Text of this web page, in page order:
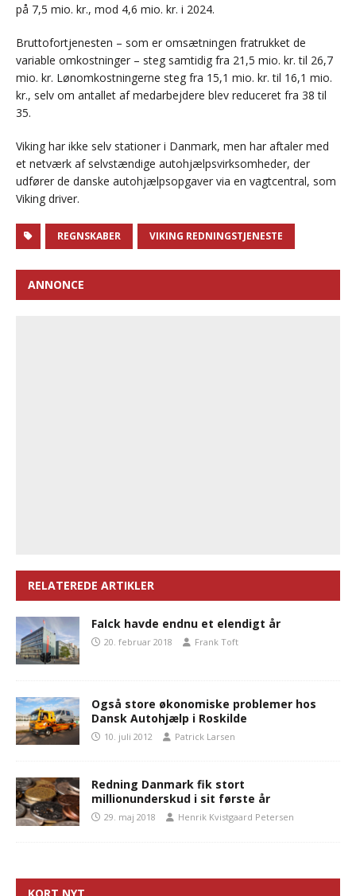
på 7,5 mio. kr., mod 4,6 mio. kr. i 2024.
Bruttofortjenesten – som er omsætningen fratrukket de
variable omkostninger – steg samtidig fra 21,5 mio. kr. til 26,7
mio. kr. Lønomkostningerne steg fra 15,1 mio. kr. til 16,1 mio.
kr., selv om antallet af medarbejdere blev reduceret fra 38 til
35.
Viking har ikke selv stationer i Danmark, men har aftaler med
et netværk af selvstændige autohjælpsvirksomheder, der
udfører de danske autohjælpsopgaver via en vagtcentral, som
Viking driver.
REGNSKABER VIKING REDNINGSTJENESTE
ANNONCE
RELATEREDE ARTIKLER
Falck havde endnu et elendigt år
20. februar 2018 Frank Toft
Også store økonomiske problemer hos
Dansk Autohjælp i Roskilde
10. juli 2012 Patrick Larsen
Redning Danmark fik stort
millionunderskud i sit første år
29. maj 2018 Henrik Kvistgaard Petersen
KORT NYT